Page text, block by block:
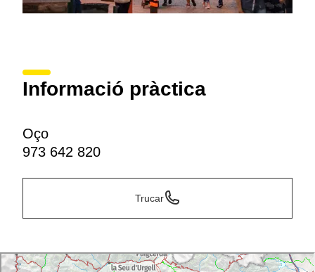
Informació pràctica
Oço
973 642 820
Trucar